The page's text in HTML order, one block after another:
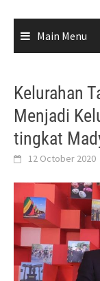
Main Menu
Kelurahan
Menjadi
tingkat
12 October 2020